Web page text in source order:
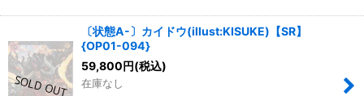
〔状態A-〕カイドウ(illust:KISUKE)【SR】
{OP01-094}
59,800円(税込)
在庫なし